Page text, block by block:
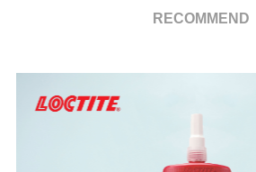
RECOMMEND